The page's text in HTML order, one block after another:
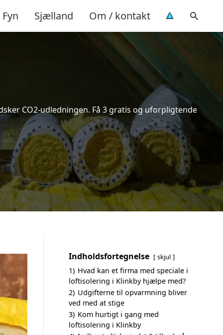
Fyn Sjælland Om / kontakt
CO2-udledningen. Få 3 gratis og uforpligtende
Indholdsfortegnelse skjul
1) Hvad kan et firma med speciale i
loftisolering i Klinkby hjælpe med?
2) Udgifterne til opvarmning bliver
ved med at stige
3) Kom hurtigt i gang med
loftisolering i Klinkby